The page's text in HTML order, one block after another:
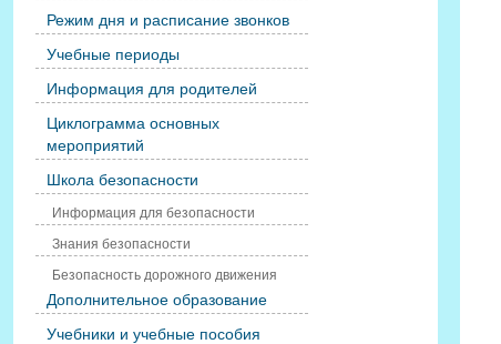
Режим дня и расписание звонков
Учебные периоды
Информация для родителей
Циклограмма основных
мероприятий
Школа безопасности
Информация для безопасности
Знания безопасности
Безопасность дорожного движения
Дополнительное образование
Учебники и учебные пособия